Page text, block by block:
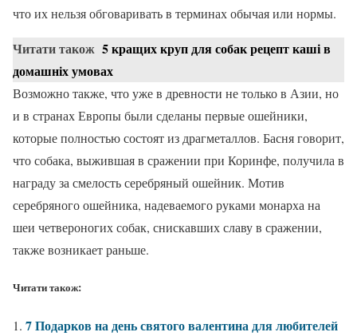
что их нельзя обговаривать в терминах обычая или нормы.
Читати також 5 кращих круп для собак рецепт каші в
домашніх умовах
Возможно также, что уже в древности не только в Азии, но
и в странах Европы были сделаны первые ошейники,
которые полностью состоят из драгметаллов. Басня говорит,
что собака, выжившая в сражении при Коринфе, получила в
награду за смелость серебряный ошейник. Мотив
серебряного ошейника, надеваемого руками монарха на
шеи четвероногих собак, снискавших славу в сражении,
также возникает раньше.
Читати також:
7 Подарков на день святого валентина для любителей